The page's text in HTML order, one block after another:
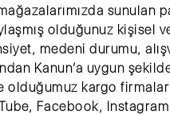
sunulan
olduğunuz
medeni durumu,
Kanun’a uygun
kargo
Facebook,